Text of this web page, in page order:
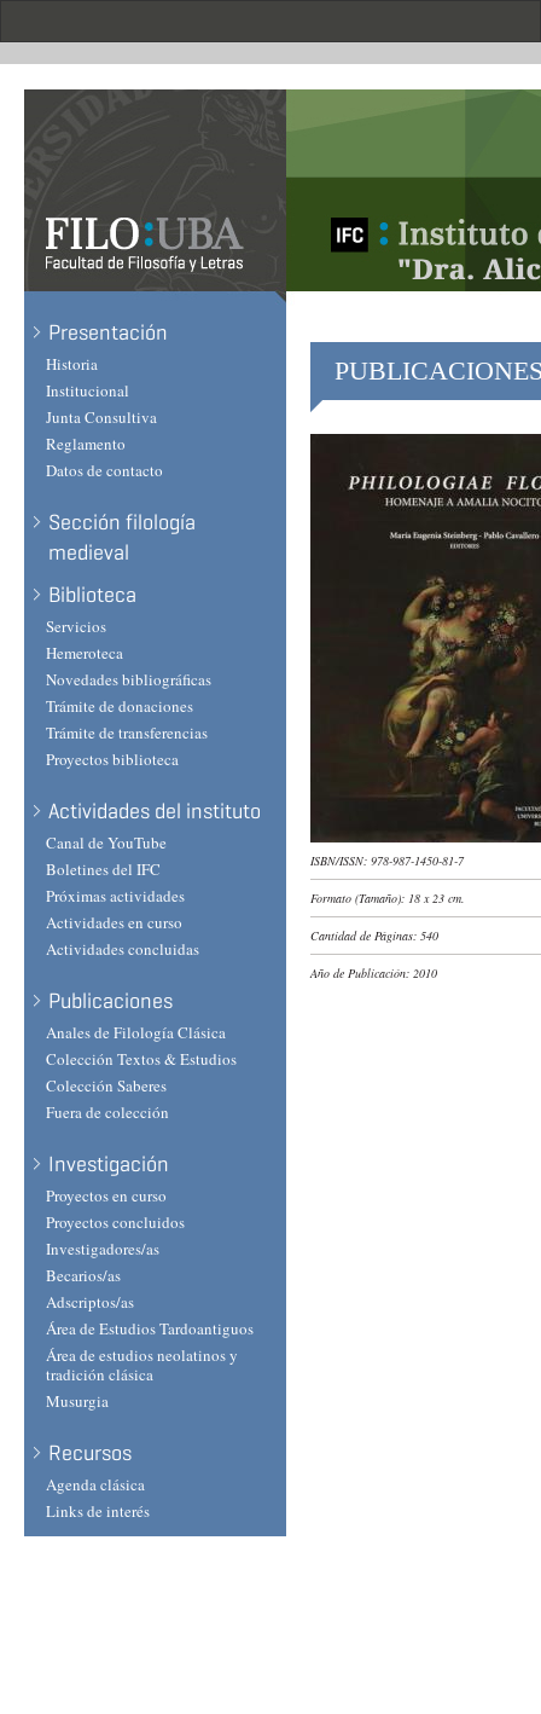
Presentación
Historia
Institucional
Junta Consultiva
Reglamento
Datos de contacto
Sección filología
medieval
Biblioteca
Servicios
Hemeroteca
Novedades bibliográficas
Trámite de donaciones
Trámite de transferencias
Proyectos biblioteca
Actividades del instituto
Canal de YouTube
Boletines del IFC
Próximas actividades
Actividades en curso
Actividades concluidas
Publicaciones
Anales de Filología Clásica
Colección Textos & Estudios
Colección Saberes
Fuera de colección
Investigación
Proyectos en curso
Proyectos concluidos
Investigadores/as
Becarios/as
Adscriptos/as
Área de Estudios Tardoantiguos
Área de estudios neolatinos y
tradición clásica
Musurgia
Recursos
Agenda clásica
Links de interés
ISBN/ISSN: 978-987-1450-81-7
Formato (Tamaño): 18 x 23 cm.
Cantidad de Páginas: 540
Año de Publicación: 2010